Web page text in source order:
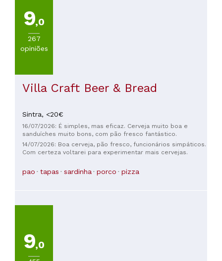
9,0
267
opiniões
Villa Craft Beer & Bread
Sintra, <20€
16/07/2026: É simples, mas eficaz. Cerveja muito boa e
sanduíches muito bons, com pão fresco fantástico.
14/07/2026: Boa cerveja, pão fresco, funcionários simpáticos.
Com certeza voltarei para experimentar mais cervejas.
pao tapas sardinha porco pizza
9,0